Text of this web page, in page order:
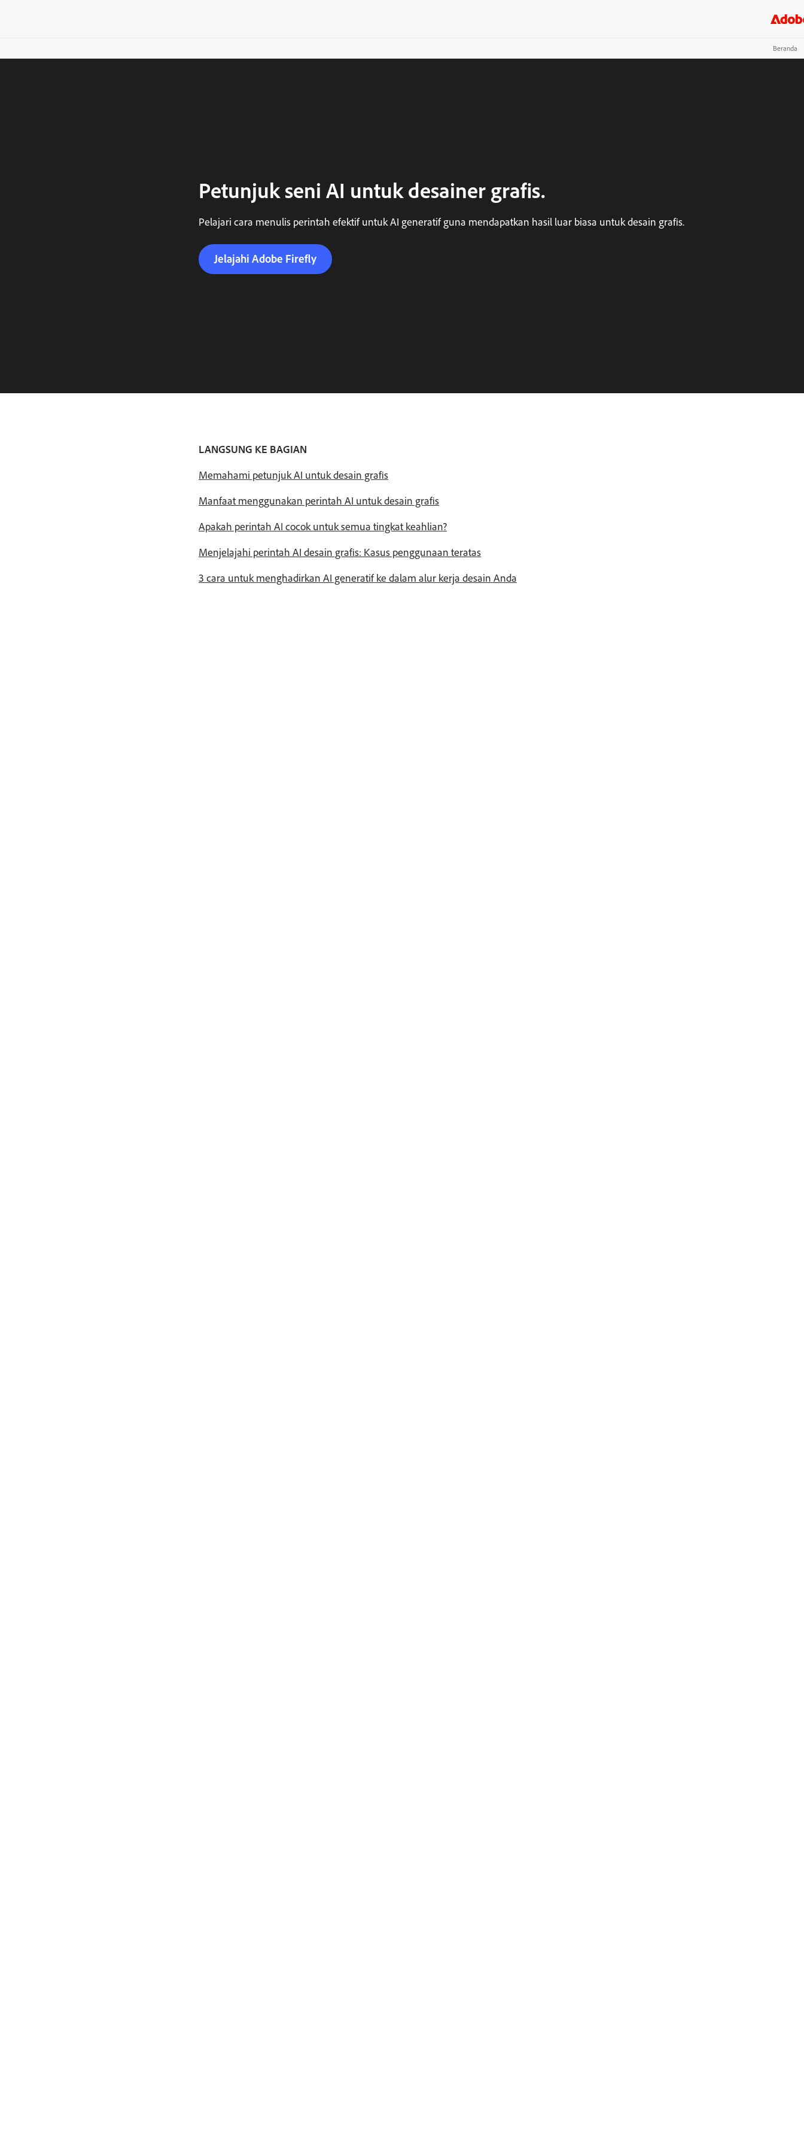
Beranda
Petunjuk seni AI untuk desainer grafis.
Pelajari cara menulis perintah efektif untuk AI generatif guna mendapatkan hasil luar biasa untuk desain grafis.
Jelajahi Adobe Firefly
LANGSUNG KE BAGIAN
Memahami petunjuk AI untuk desain grafis
Manfaat menggunakan perintah AI untuk desain grafis
Apakah perintah AI cocok untuk semua tingkat keahlian?
Menjelajahi perintah AI desain grafis: Kasus penggunaan teratas
3 cara untuk menghadirkan AI generatif ke dalam alur kerja desain Anda